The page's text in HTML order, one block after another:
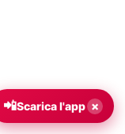
📲Scarica l'app ×